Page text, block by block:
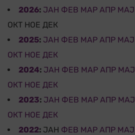
2026: ЈАН ФЕВ МАР АПР МАЈ
ОКТ НОЕ ДЕК
2025: ЈАН ФЕВ МАР АПР МАЈ
ОКТ НОЕ ДЕК
2024: ЈАН ФЕВ МАР АПР МАЈ
ОКТ НОЕ ДЕК
2023: ЈАН ФЕВ МАР АПР МАЈ
ОКТ НОЕ ДЕК
2022: ЈАН ФЕВ МАР АПР МАЈ